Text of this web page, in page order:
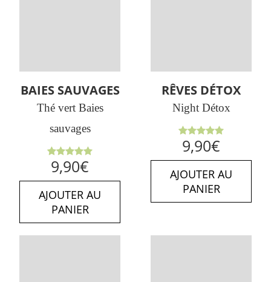
BAIES SAUVAGES
Thé vert Baies
sauvages
Note5.00
sur 5
9,90€
AJOUTER AU
PANIER
RÊVES DÉTOX
Night Détox
Note5.00
sur 5
9,90€
AJOUTER AU
PANIER